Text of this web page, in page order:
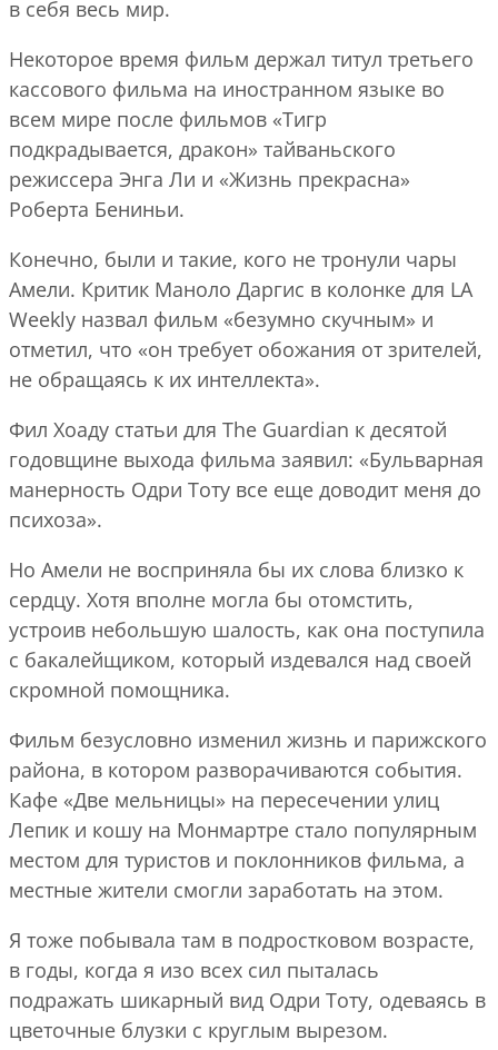
в себя весь мир.
Некоторое время фильм держал титул третьего
кассового фильма на иностранном языке во
всем мире после фильмов «Тигр
подкрадывается, дракон» тайваньского
режиссера Энга Ли и «Жизнь прекрасна»
Роберта Бениньи.
Конечно, были и такие, кого не тронули чары
Амели. Критик Маноло Даргис в колонке для LA
Weekly назвал фильм «безумно скучным» и
отметил, что «он требует обожания от зрителей,
не обращаясь к их интеллекта».
Фил Хоаду статьи для The Guardian к десятой
годовщине выхода фильма заявил: «Бульварная
манерность Одри Тоту все еще доводит меня до
психоза».
Но Амели не восприняла бы их слова близко к
сердцу. Хотя вполне могла бы отомстить,
устроив небольшую шалость, как она поступила
с бакалейщиком, который издевался над своей
скромной помощника.
Фильм безусловно изменил жизнь и парижского
района, в котором разворачиваются события.
Кафе «Две мельницы» на пересечении улиц
Лепик и кошу на Монмартре стало популярным
местом для туристов и поклонников фильма, а
местные жители смогли заработать на этом.
Я тоже побывала там в подростковом возрасте,
в годы, когда я изо всех сил пыталась
подражать шикарный вид Одри Тоту, одеваясь в
цветочные блузки с круглым вырезом.